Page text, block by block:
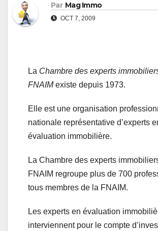
Par Mag Immo
OCT 7, 2009
La Chambre des experts
FNAIMexiste depuis 1973.
Elle est une organisation
nationale représentative d’experts
évaluation immobilière.
La Chambre des experts
FNAIM regroupe plus de 700
tous membres de la FNAIM.
Les experts en évaluation
interviennent pour le compte